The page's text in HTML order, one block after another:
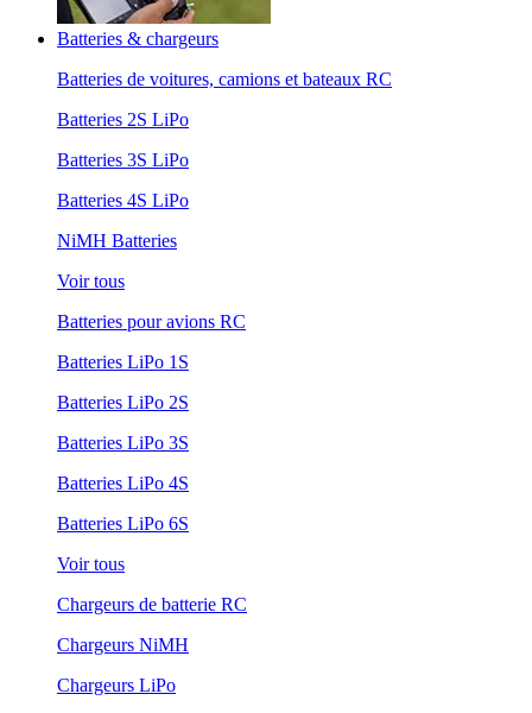
Batteries & chargeurs
Batteries de voitures, camions et bateaux RC
Batteries 2S LiPo
Batteries 3S LiPo
Batteries 4S LiPo
NiMH Batteries
Voir tous
Batteries pour avions RC
Batteries LiPo 1S
Batteries LiPo 2S
Batteries LiPo 3S
Batteries LiPo 4S
Batteries LiPo 6S
Voir tous
Chargeurs de batterie RC
Chargeurs NiMH
Chargeurs LiPo